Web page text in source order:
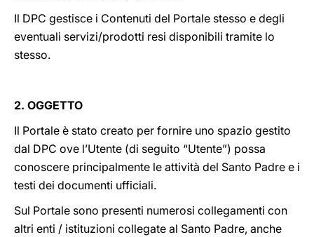
LATINE
Il DPC gestisce i Contenuti del Portale stesso e degli
eventuali servizi/prodotti resi disponibili tramite lo
stesso.
2. OGGETTO
Il Portale è stato creato per fornire uno spazio gestito
dal DPC ove l’Utente (di seguito “Utente”) possa
conoscere principalmente le attività del Santo Padre e i
testi dei documenti ufficiali.
Sul Portale sono presenti numerosi collegamenti con
altri enti / istituzioni collegate al Santo Padre, anche